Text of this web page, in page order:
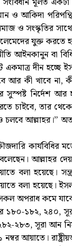
ও আকিদা
ও সংস্কৃতির
যুক্ত করতে
আইনকানুন বা
দীন হচ্ছে
আর কী খাবে
নির্দেশ
চাইবে, তার
আল্লাহর।”
আল্লাহর
বলা হয়েছে।
বলা হয়েছে।
অপরাধ কমে
১৮০-১৮২, ২৪০,
২৮২-২৮৩, সূরা
আয়াতে।